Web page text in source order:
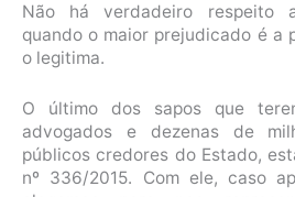
Não há verdadeiro respeito
quando o maior prejudicado é a
o legitima.
O último dos sapos que
advogados e dezenas de
públicos credores do Estado,
nº 336/2015. Com ele, caso